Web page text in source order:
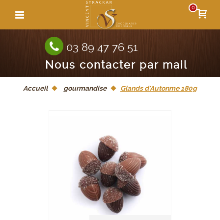
0
03 89 47 76 51
Nous contacter par mail
Accueil gourmandise Glands d'Autonme 180g